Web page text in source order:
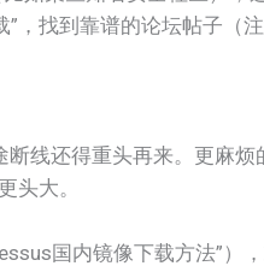
，找到靠谱的论坛帖子（
线还得重头再来。更麻
头大。
国内镜像下载方法”）